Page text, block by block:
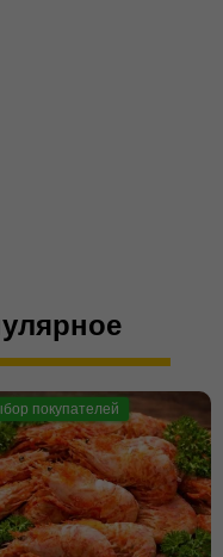
покупателей